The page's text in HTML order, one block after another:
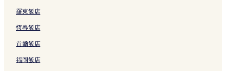
羅東飯店
恆春飯店
首爾飯店
福岡飯店